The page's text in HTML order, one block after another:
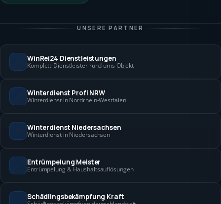
UNSERE PARTNER
WinRei24 Dienstleistungen
Komplett-Dienstleister rund ums Objekt
Winterdienst Profi NRW
Winterdienst in Nordrhein-Westfalen
Winterdienst Niedersachsen
Winterdienst in Niedersachsen
Entrümpelung Meister
Entrümpelung & Haushaltsauflösungen
Schädlingsbekämpfung Kraft